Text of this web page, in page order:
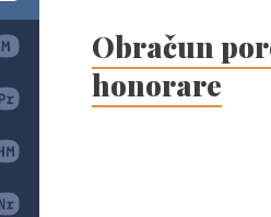
Obračun
honorare